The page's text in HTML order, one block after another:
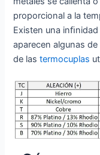
proporcional a la
Existen una
aparecen algunas
de lastermocuplas